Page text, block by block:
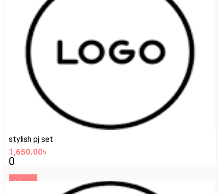
stylish pj set
1,650.00৳
0
View